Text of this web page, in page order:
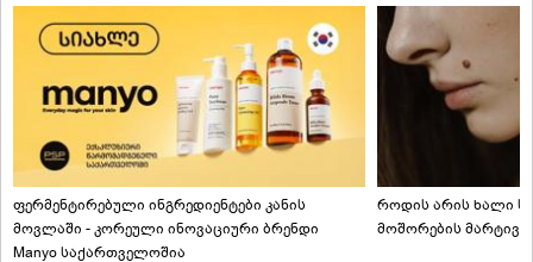
ფერმენტირებული ინგრედიენტები კანის
მოვლაში - კორეული ინოვაციური ბრენდი
Manyo საქართველოშია
როდის არის ხალი
მოშორების